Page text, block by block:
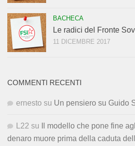
BACHECA
Le radici del Fronte
11 DICEMBRE 2017
COMMENTI RECENTI
ernesto su Un pensiero su Guido
L22 su
Il modello che pone fine
denaro muore prima della caduta